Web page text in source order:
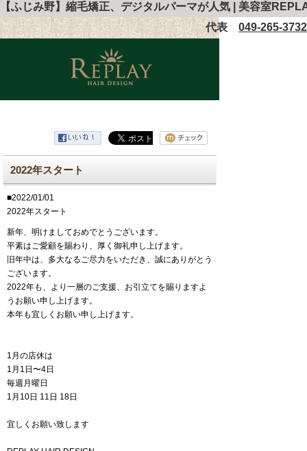
【ふじみ野】縮毛矯正、デジタルパーマが人気 | 美容室
代表 049-265-3732
2022年スタート
■2022/01/01
2022年スタート
新年、明けましておめでとうございます。
平素はご愛顧を賜わり、厚く御礼申し上げます。
旧年中は、多大なるご尽力をいただき、誠にありがとう
ございます。
2022年も、より一層のご支援、お引立てを賜りますよ
うお願い申し上げます。
本年も宜しくお願い申し上げます。
1月の店休は
1月1日〜4日
毎週月曜日
1月10日 11日 18日
宜しくお願い致します